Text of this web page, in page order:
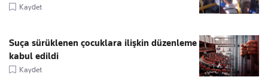
Kaydet
Suça sürüklenen çocuklara ilişkin düzenleme
kabul edildi
Kaydet